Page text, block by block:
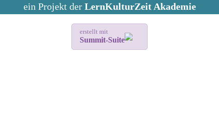
ein Projekt der LernKulturZeit Akademie
erstellt mit
Summit-Suite